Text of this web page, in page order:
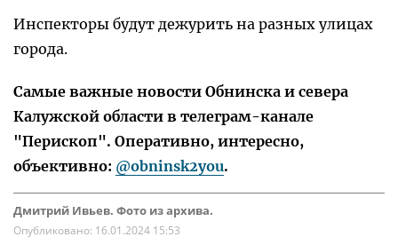
Инспекторы будут дежурить на разных улицах
города.
Самые важные новости Обнинска и севера
Калужской области в телеграм-канале
"Перископ". Оперативно, интересно,
объективно: @obninsk2you.
Дмитрий Ивьев. Фото из архива.
Опубликовано: 16.01.2024 15:53